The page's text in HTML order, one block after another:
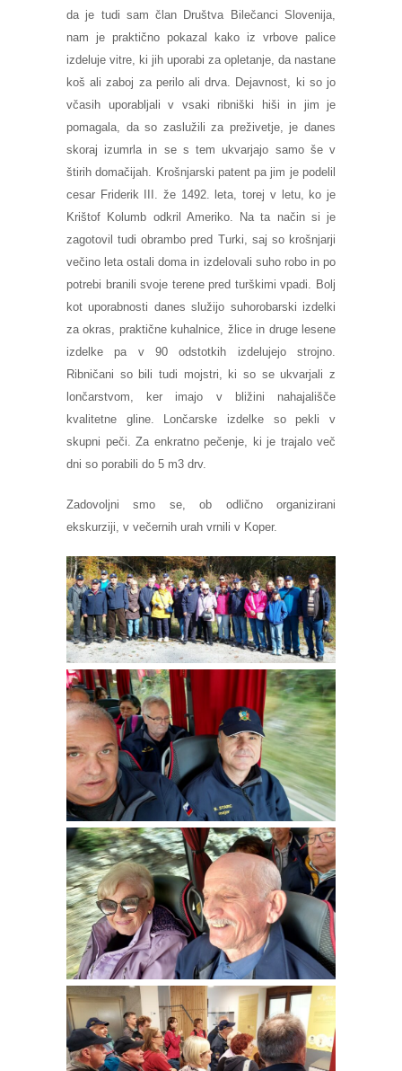
da je tudi sam član Društva Bilečanci Slovenija,
nam je praktično pokazal kako iz vrbove palice
izdeluje vitre, ki jih uporabi za opletanje, da nastane
koš ali zaboj za perilo ali drva. Dejavnost, ki so jo
včasih uporabljali v vsaki ribniški hiši in jim je
pomagala, da so zaslužili za preživetje, je danes
skoraj izumrla in se s tem ukvarjajo samo še v
štirih domačijah. Krošnjarski patent pa jim je podelil
cesar Friderik III. že 1492. leta, torej v letu, ko je
Krištof Kolumb odkril Ameriko. Na ta način si je
zagotovil tudi obrambo pred Turki, saj so krošnjarji
večino leta ostali doma in izdelovali suho robo in po
potrebi branili svoje terene pred turškimi vpadi. Bolj
kot uporabnosti danes služijo suhorobarski izdelki
za okras, praktične kuhalnice, žlice in druge lesene
izdelke pa v 90 odstotkih izdelujejo strojno.
Ribničani so bili tudi mojstri, ki so se ukvarjali z
lončarstvom, ker imajo v bližini nahajališče
kvalitetne gline. Lončarske izdelke so pekli v
skupni peči. Za enkratno pečenje, ki je trajalo več
dni so porabili do 5 m3 drv.
Zadovoljni smo se, ob odlično organizirani
ekskurziji, v večernih urah vrnili v Koper.